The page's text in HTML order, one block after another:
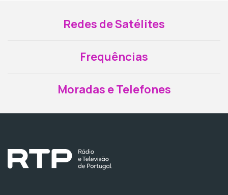
Redes de Satélites
Frequências
Moradas e Telefones